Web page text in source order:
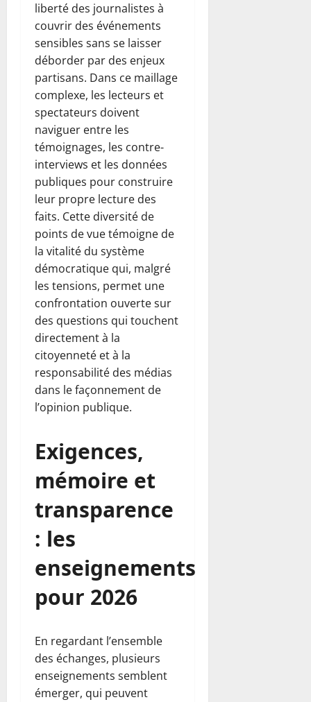
liberté des journalistes à
couvrir des événements
sensibles sans se laisser
déborder par des enjeux
partisans. Dans ce maillage
complexe, les lecteurs et
spectateurs doivent
naviguer entre les
témoignages, les contre-
interviews et les données
publiques pour construire
leur propre lecture des
faits. Cette diversité de
points de vue témoigne de
la vitalité du système
démocratique qui, malgré
les tensions, permet une
confrontation ouverte sur
des questions qui touchent
directement à la
citoyenneté et à la
responsabilité des médias
dans le façonnement de
l’opinion publique.
Exigences,
mémoire et
transparence
: les
enseignements
pour 2026
En regardant l’ensemble
des échanges, plusieurs
enseignements semblent
émerger, qui peuvent